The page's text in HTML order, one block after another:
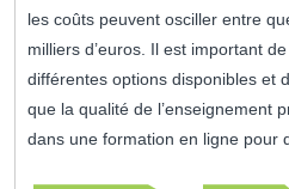
les coûts peuvent osciller entre
milliers d’euros. Il est important
différentes options disponibles et
que la qualité de l’enseignement
dans une formation en ligne pour